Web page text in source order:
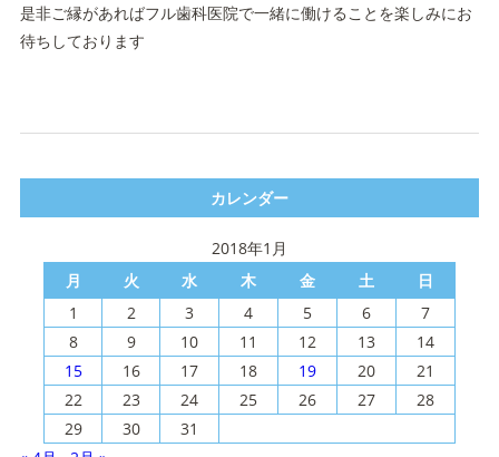
是非ご縁があればフル歯科医院で一緒に働けることを楽しみにお
待ちしております
カレンダー
2018年1月
月
火 水 木 金 土
日
1
2 3 4 5 6
7
8
9 10 11 12 13
14
15
16 17 18 19 20
21
22
23 24 25 26 27
28
29
30
31